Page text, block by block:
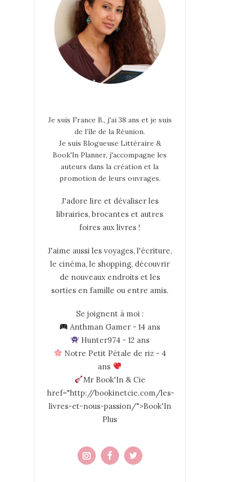
Je suis France B., j'ai 38 ans et je suis
de l’île de la Réunion.
Je suis Blogueuse Littéraire &
Book'In Planner, j'accompagne les
auteurs dans la création et la
promotion de leurs ouvrages.
J'adore lire et dévaliser les
librairies, brocantes et autres
foires aux livres !
J'aime aussi les voyages, l'écriture,
le cinéma, le shopping, découvrir
de nouveaux endroits et les
sorties en famille ou entre amis.
Se joignent à moi :
Anthman Gamer - 14 ans
Hunter974 - 12 ans
Notre Petit Pétale de riz - 4
ans
Mr Book'In & Cie
href="http://bookinetcie.com/les-
livres-et-nous-passion/">Book'In
Plus